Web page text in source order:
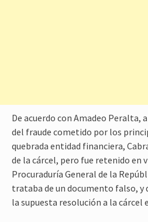
De acuerdo con Amadeo Peralta,
del fraude cometido por los
quebrada entidad financiera,
de la cárcel, pero fue retenido en
Procuraduría General de la
trataba de un documento falso, y
la supuesta resolución a la cárcel